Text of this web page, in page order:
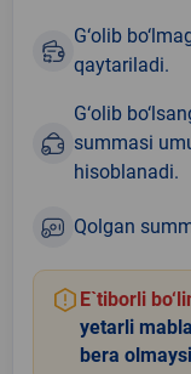
G‘olib
qaytariladi.
G‘olib
summasi
hisoblanadi.
Qolgan
E`tiborli
yetarli
bera